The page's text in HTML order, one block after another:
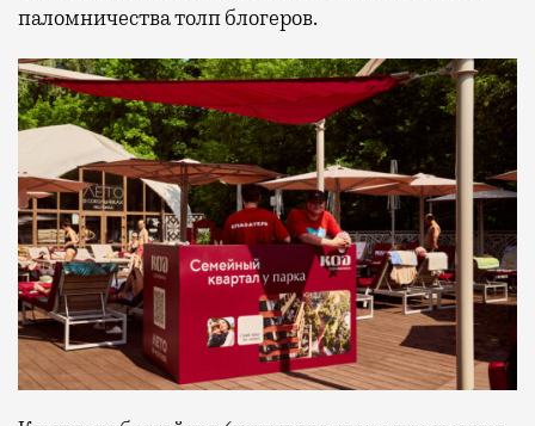
паломничества толп блогеров.